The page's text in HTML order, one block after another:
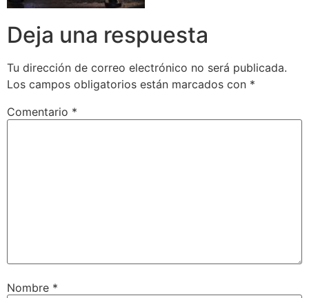
Deja una respuesta
Tu dirección de correo electrónico no será publicada.
Los campos obligatorios están marcados con *
Comentario *
Nombre *